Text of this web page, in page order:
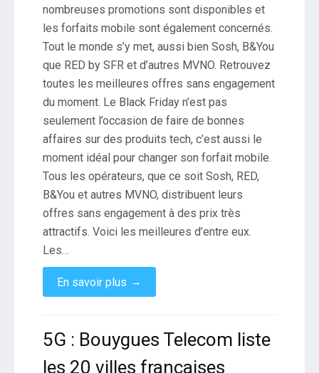
nombreuses promotions sont disponibles et
les forfaits mobile sont également concernés.
Tout le monde s’y met, aussi bien Sosh, B&You
que RED by SFR et d’autres MVNO. Retrouvez
toutes les meilleures offres sans engagement
du moment. Le Black Friday n’est pas
seulement l’occasion de faire de bonnes
affaires sur des produits tech, c’est aussi le
moment idéal pour changer son forfait mobile.
Tous les opérateurs, que ce soit Sosh, RED,
B&You et autres MVNO, distribuent leurs
offres sans engagement à des prix très
attractifs. Voici les meilleures d’entre eux.
Les…
En savoir plus →
5G : Bouygues Telecom liste
les 20 villes françaises